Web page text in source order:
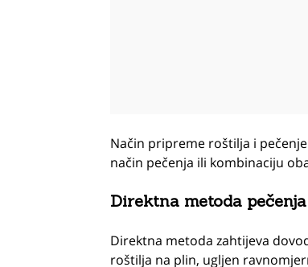
Način pripreme roštilja i
način pečenja ili kombinaciju
Direktna metoda pečenja
Direktna metoda zahtijeva
roštilja na plin, ugljen